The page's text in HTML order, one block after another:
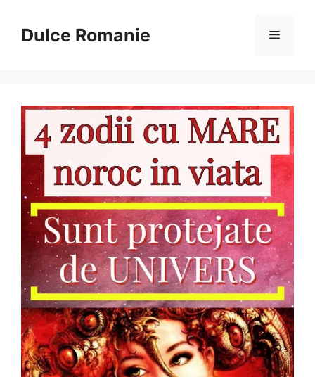
conținutDulce Romanie Meniu